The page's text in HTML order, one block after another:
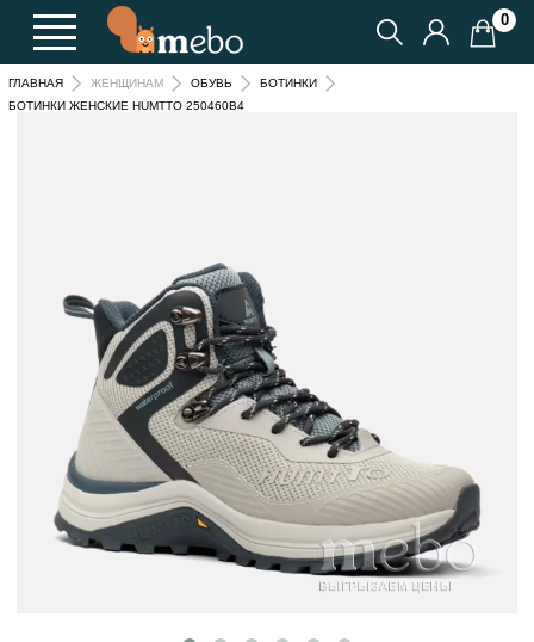
0
ГЛАВНАЯ ЖЕНЩИНАМ ОБУВЬ
БОТИНКИ
БОТИНКИ ЖЕНСКИЕ HUMTTO 250460B4